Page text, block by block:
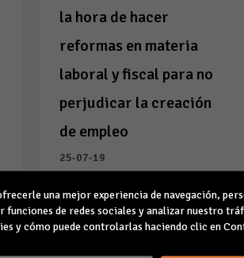
la hora de hacer
reformas en materia
laboral y fiscal para no
perjudicar la creación
de empleo
25-07-19
Leer la noticia
una mejor experiencia de navegación,
de redes sociales y analizar nuestro
y cómo puede controlarlas haciendo clic en